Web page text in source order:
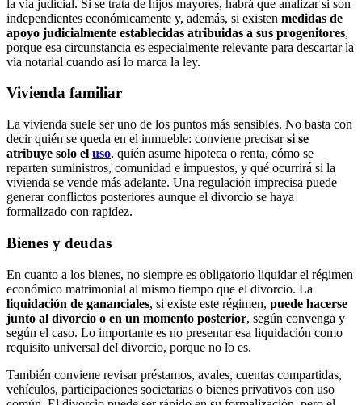
la vía judicial. Si se trata de hijos mayores, habrá que analizar si son
independientes económicamente y, además, si existen medidas de
apoyo judicialmente establecidas atribuidas a sus progenitores,
porque esa circunstancia es especialmente relevante para descartar la
vía notarial cuando así lo marca la ley.
Vivienda familiar
La vivienda suele ser uno de los puntos más sensibles. No basta con
decir quién se queda en el inmueble: conviene precisarsi se
atribuye solo el uso, quién asume hipoteca o renta, cómo se
reparten suministros, comunidad e impuestos, y qué ocurrirá si la
vivienda se vende más adelante. Una regulación imprecisa puede
generar conflictos posteriores aunque el divorcio se haya
formalizado con rapidez.
Bienes y deudas
En cuanto a los bienes, no siempre es obligatorio liquidar el régimen
económico matrimonial al mismo tiempo que el divorcio. La
liquidación de gananciales, si existe este régimen, puede hacerse
junto al divorcio o en un momento posterior, según convenga y
según el caso. Lo importante es no presentar esa liquidación como
requisito universal del divorcio, porque no lo es.
También conviene revisar préstamos, avales, cuentas compartidas,
vehículos, participaciones societarias o bienes privativos con uso